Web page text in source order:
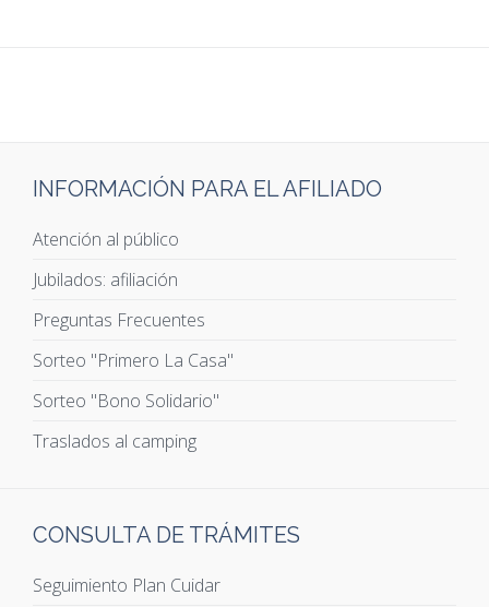
INFORMACIÓN PARA EL AFILIADO
Atención al público
Jubilados: afiliación
Preguntas Frecuentes
Sorteo "Primero La Casa"
Sorteo "Bono Solidario"
Traslados al camping
CONSULTA DE TRÁMITES
Seguimiento Plan Cuidar